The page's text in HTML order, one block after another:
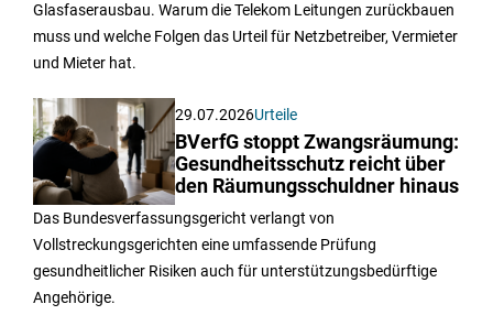
Glasfaserausbau. Warum die Telekom Leitungen zurückbauen
muss und welche Folgen das Urteil für Netzbetreiber, Vermieter
und Mieter hat.
29.07.2026Urteile
BVerfG stoppt Zwangsräumung:
Gesundheitsschutz reicht über
den Räumungsschuldner hinaus
Das Bundesverfassungsgericht verlangt von
Vollstreckungsgerichten eine umfassende Prüfung
gesundheitlicher Risiken auch für unterstützungsbedürftige
Angehörige.